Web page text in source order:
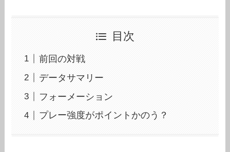
目次
前回の対戦
データサマリー
フォーメーション
プレー強度がポイントかのう？